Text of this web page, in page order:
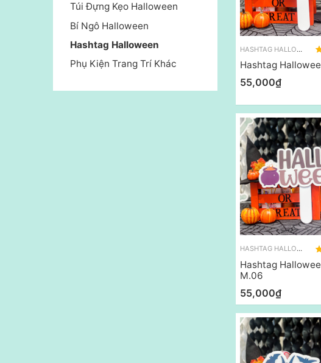
Túi Đựng Kẹo Halloween
Bí Ngô Halloween
Hashtag Halloween
Phụ Kiện Trang Trí Khác
HASHTAG HALLOWEEN
Hashtag
55,000₫
HASHTAG HALLOWEEN
Hashtag
M.06
55,000₫